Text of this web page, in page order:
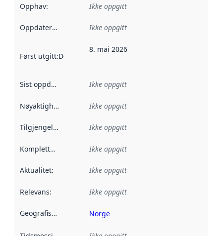
Opphav: Ikke oppgitt
Oppdateringsfrekvens :
Ikke oppgitt
Først utgitt:Denne datoen sier når dataene i dette
8. mai 2026
Sist oppdatert Ikke oppgitt
Nøyaktighet Ikke oppgitt
Tilgjengelighet Ikke oppgitt
Kompletthet Ikke oppgitt
Aktualitet: Ikke oppgitt
Relevans: Ikke oppgitt
Geografisk avgrensning :
Norge